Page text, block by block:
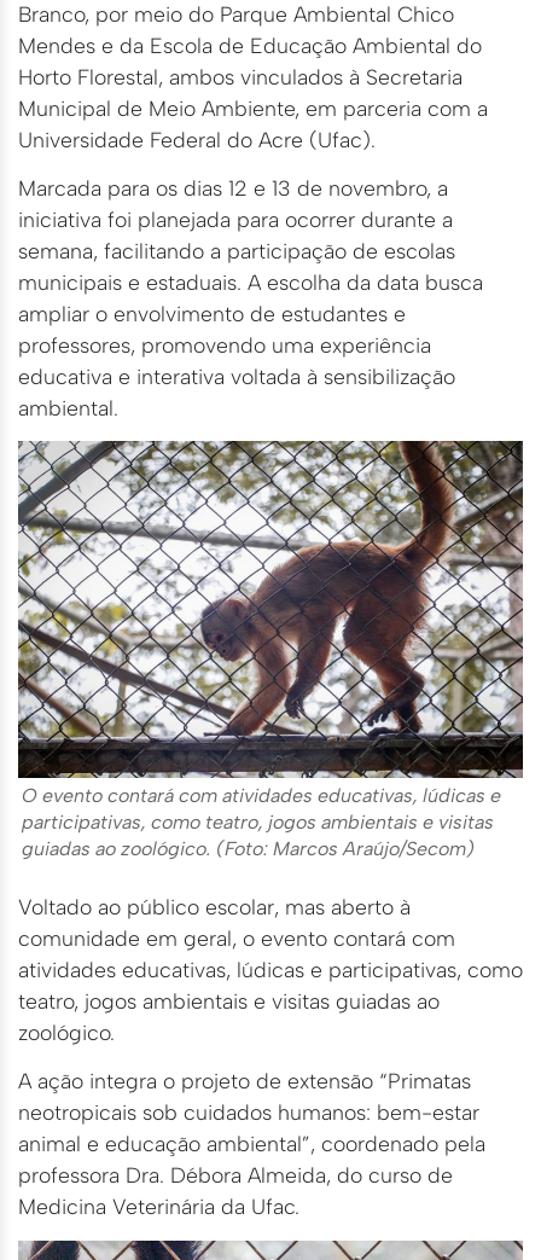
Branco, por meio do Parque Ambiental Chico
Mendes e da Escola de Educação Ambiental do
Horto Florestal, ambos vinculados à Secretaria
Municipal de Meio Ambiente, em parceria com a
Universidade Federal do Acre (Ufac).
Marcada para os dias 12 e 13 de novembro, a
iniciativa foi planejada para ocorrer durante a
semana, facilitando a participação de escolas
municipais e estaduais. A escolha da data busca
ampliar o envolvimento de estudantes e
professores, promovendo uma experiência
educativa e interativa voltada à sensibilização
ambiental.
O evento contará com atividades educativas, lúdicas e
participativas, como teatro, jogos ambientais e visitas
guiadas ao zoológico. (Foto: Marcos Araújo/Secom)
Voltado ao público escolar, mas aberto à
comunidade em geral, o evento contará com
atividades educativas, lúdicas e participativas, como
teatro, jogos ambientais e visitas guiadas ao
zoológico.
A ação integra o projeto de extensão “Primatas
neotropicais sob cuidados humanos: bem-estar
animal e educação ambiental”, coordenado pela
professora Dra. Débora Almeida, do curso de
Medicina Veterinária da Ufac.